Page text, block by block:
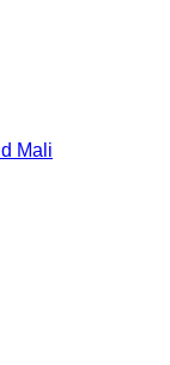
Mali